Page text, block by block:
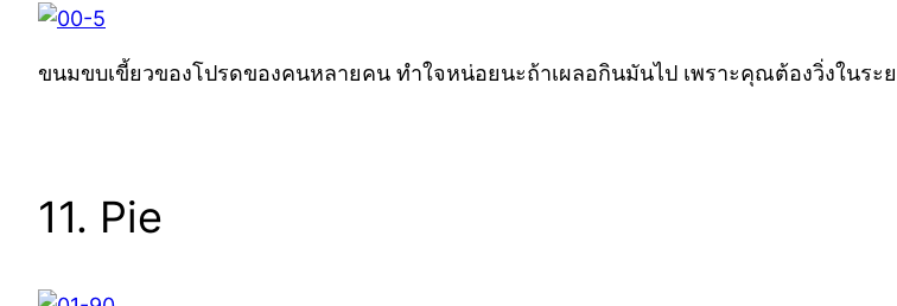
ขนมขบเขี้ยวของโปรดของคนหลายคน ทำใจหน่อยนะถ้าเผลอกินมันไป เพราะคุณต้องวิ่งในระย
11. Pie